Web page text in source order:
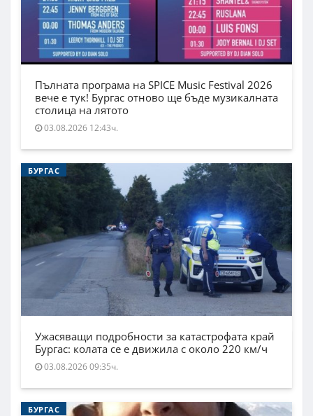
Пълната програма на SPICE Music Festival 2026
вече е тук! Бургас отново ще бъде музикалната
столица на лятото
03.08.2026 12:43ч.
БУРГАС
Ужасяващи подробности за катастрофата край
Бургас: колата се е движила с около 220 км/ч
03.08.2026 09:35ч.
БУРГАС